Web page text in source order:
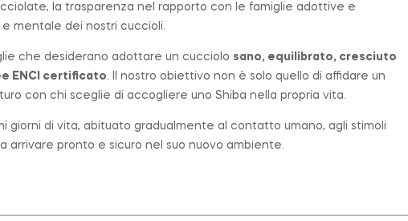
la trasparenza nel rapporto con le famiglie adottive e
mentale dei nostri cuccioli.
che desiderano adottare un cucciolo sano, equilibrato, cresciuto
ENCI certificato . Il nostro obiettivo non è solo quello di affidare un
con chi sceglie di accogliere uno Shiba nella propria vita.
giorni di vita, abituato gradualmente al contatto umano, agli stimoli
arrivare pronto e sicuro nel suo nuovo ambiente.